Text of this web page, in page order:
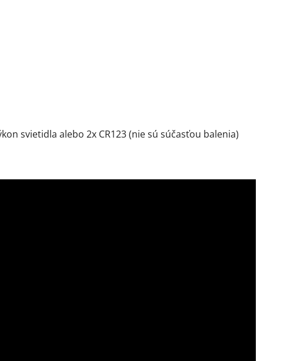
svietidla alebo 2x CR123 (nie sú súčasťou balenia)